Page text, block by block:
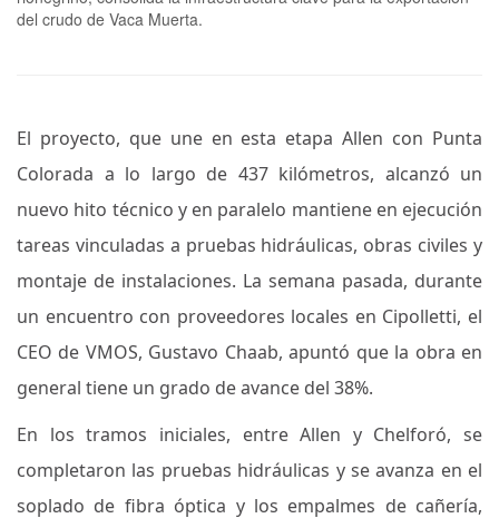
del crudo de Vaca Muerta.
El proyecto, que une en esta etapa Allen con Punta
Colorada a lo largo de 437 kilómetros, alcanzó un
nuevo hito técnico y en paralelo mantiene en ejecución
tareas vinculadas a pruebas hidráulicas, obras civiles y
montaje de instalaciones. La semana pasada, durante
un encuentro con proveedores locales en Cipolletti, el
CEO de VMOS, Gustavo Chaab, apuntó que la obra en
general tiene un grado de avance del 38%.
En los tramos iniciales, entre Allen y Chelforó, se
completaron las pruebas hidráulicas y se avanza en el
soplado de fibra óptica y los empalmes de cañería,